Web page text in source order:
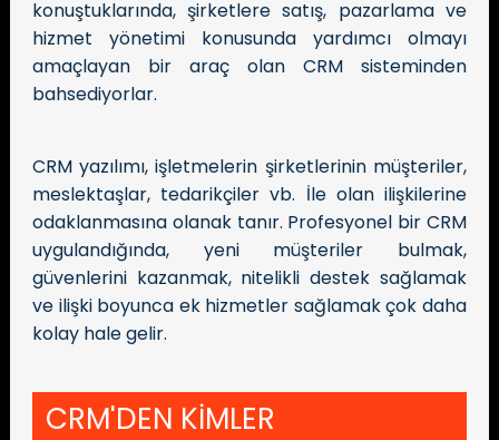
konuştuklarında, şirketlere satış, pazarlama ve
hizmet yönetimi konusunda yardımcı olmayı
amaçlayan bir araç olan CRM sisteminden
bahsediyorlar.
CRM yazılımı, işletmelerin şirketlerinin müşteriler,
meslektaşlar, tedarikçiler vb. İle olan ilişkilerine
odaklanmasına olanak tanır. Profesyonel bir CRM
uygulandığında, yeni müşteriler bulmak,
güvenlerini kazanmak, nitelikli destek sağlamak
ve ilişki boyunca ek hizmetler sağlamak çok daha
kolay hale gelir.
CRM'DEN KİMLER